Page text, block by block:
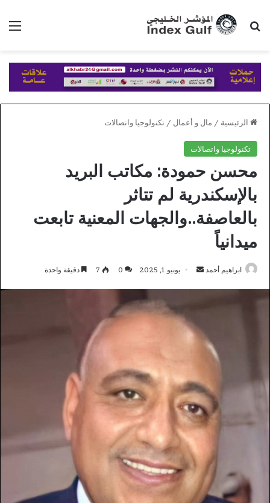
بحث عن
الرئيسية / مال و أعمال / تكنولوجيا واتصالات
تكنولوجيا واتصالات
محسن حمودة: مكاتب البريد
بالإسكندرية لم تتاثر
بالعاصفة..والجهات المعنية تابعت
ميدانياً
ابراهيم أحمد
أرسل يونيو 1, 2025 0
7 دقيقة واحدة